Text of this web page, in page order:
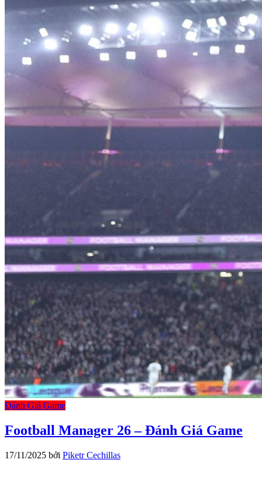
Đánh Giá Game
Football Manager 26 – Đánh Giá Game
17/11/2025 bởi Piketr Cechillas